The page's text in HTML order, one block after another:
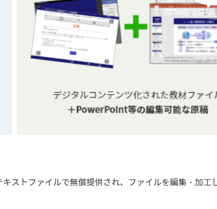
ストファイルで無償提供され、ファイルを編集・加工